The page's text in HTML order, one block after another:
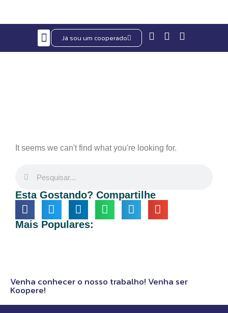
Já sou um cooperado
It seems we can't find what you're looking for.
Esta Gostando? Compartilhe
Mais Populares:
Venha conhecer o nosso trabalho! Venha ser
Koopere!